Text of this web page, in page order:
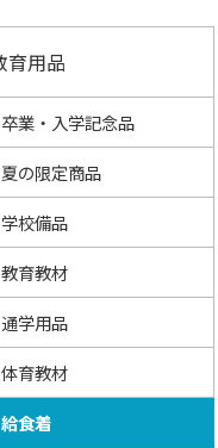
育用品
卒業・入学記念品
夏の限定商品
学校備品
教育教材
通学用品
体育教材
給食着